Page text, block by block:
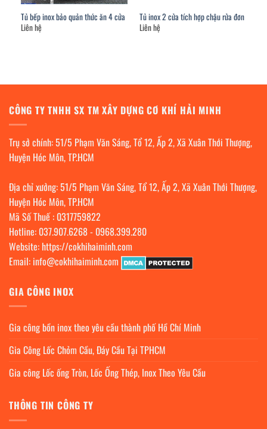
Tủ bếp inox bảo quản thức ăn 4 cửa
Liên hệ
Tủ inox 2 cửa tích hợp chậu rửa đơn
Liên hệ
CÔNG TY TNHH SX TM XÂY DỰNG CƠ KHÍ HẢI MINH
Trụ sở chính: 51/5 Phạm Văn Sáng, Tổ 12, Ấp 2, Xã Xuân Thới Thượng,
Huyện Hóc Môn, TP.HCM
Địa chỉ xưởng: 51/5 Phạm Văn Sáng, Tổ 12, Ấp 2, Xã Xuân Thới Thượng,
Huyện Hóc Môn, TP.HCM
Mã Số Thuế : 0317759822
Hotline: 037.907.6268- 0968.399.280
Website: https://cokhihaiminh.com
Email: info@cokhihaiminh.com
GIA CÔNG INOX
Gia công bồn inox theo yêu cầu thành phố Hồ Chí Minh
Gia Công Lốc Chỏm Cầu, Đáy Cầu Tại TPHCM
Gia công Lốc ống Tròn, Lốc Ống Thép, Inox Theo Yêu Cầu
THÔNG TIN CÔNG TY